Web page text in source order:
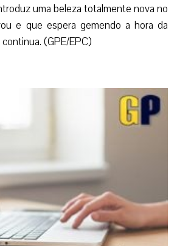
uma beleza totalmente nova no
e que espera gemendo a hora da
(GPE/EPC)